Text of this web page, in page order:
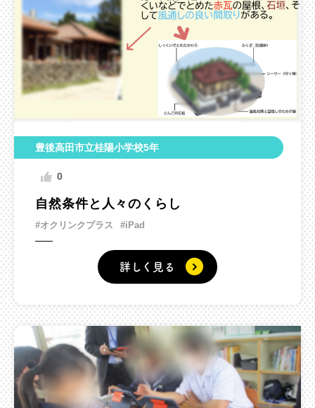
豊後高田市立桂陽小学校5年
0
自然条件と人々のくらし
#オクリンクプラス #iPad
詳しく見る